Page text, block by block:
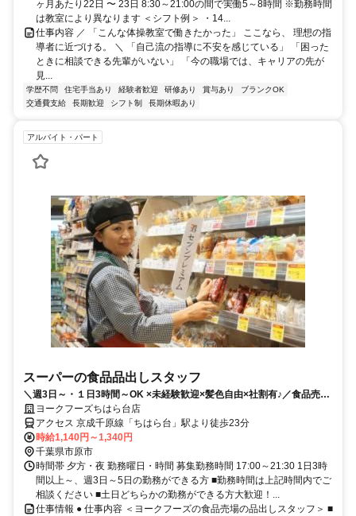
ヶ月あたり22日 〜 23日 8:30～21:00の間で実働5～8時間 ※勤務時間
は教室により異なります ＜シフト例＞ ・14...
仕事内容 ／ 「こんな体操教室で働きたかった」 ここなら、 理想の指
導者に近づける。 ＼ 「自己流の指導に不安を感じている」 「困った
ときに相談できる先輩がいない」 「今の職場では、キャリアの先が
見...
学歴不問 住宅手当あり 経験者歓迎 研修あり 賞与あり
ブランクOK
交通費支給
長期歓迎 シフト制 長期休暇あり
アルバイト・パート
スーパーの食品品出しスタッフ
＼週3日～・１日3時間～OK ×未経験歓迎×髪色自由×社割有♪／食品売場
の品出しスタッフ募集
ヨークフーズちはら台店
アクセス 京成千原線「ちはら台」駅より徒歩23分
時給1,140円～1,340円
千葉県市原市
時間帯 夕方・夜 勤務曜日・時間 募集勤務時間 17:00～21:30 1日3時
間以上～、週3日～5日の勤務ができる方 ■勤務時間は上記時間内でご
相談ください ■土日どちらかの勤務ができる方大歓迎！...
仕事情報 ● 仕事内容 ＜ヨークフーズの食品売場の品出しスタッフ＞ ■